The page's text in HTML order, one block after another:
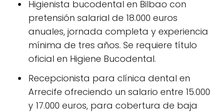
Higienista bucodental en Bilbao con
pretensión salarial de 18.000 euros
anuales, jornada completa y experiencia
mínima de tres años. Se requiere título
oficial en Higiene Bucodental.
Recepcionista para clínica dental en
Arrecife ofreciendo un salario entre 15.000
y 17.000 euros, para cobertura de baja